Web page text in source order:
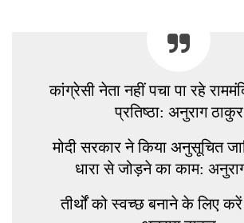
कांग्रेसी नेता नहीं पचा पा रहे
प्रतिष्ठा: अनुराग ठाकुर
मोदी सरकार ने किया अनुसूचित
धारा से जोड़ने का काम:
तीर्थों को स्वच्छ बनाने के लिए